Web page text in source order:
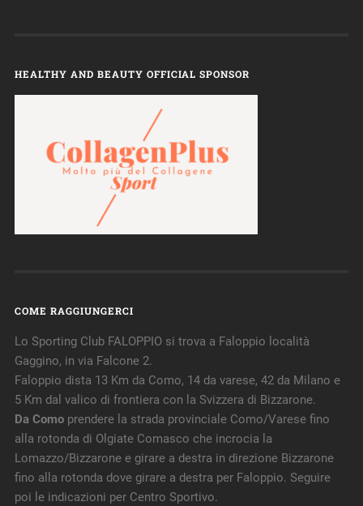
HEALTHY AND BEAUTY OFFICIAL SPONSOR
COME RAGGIUNGERCI
Lo Sporting Club FALOPPIO si trova a Faloppio località
Gaggino, in via Falcone 2.
Faloppio dista 13 Km da Como, 14 da varese, 42 da Milano e
5 Km dal valico di frontiera con la Svizzera di Bizzarone.
Da Comoprendere la strada provinciale Como/Varese fino
alla rotonda di Olgiate Comasco che incrocia la
Lomazzo/Bizzarone e girare a destra in direzione Bizzarone
fino alla rotonda dove girare a destra per Faloppio. Seguire
poi le indicazioni per Centro Sportivo.